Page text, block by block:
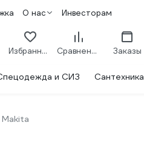
О нас Инвесторам
Избранное Сравнение Заказы
и СИЗ Сантехника
Makita